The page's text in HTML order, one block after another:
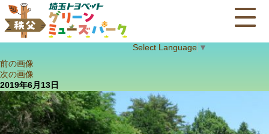
Select Language ▼
前の画像
次の画像
2019年6月13日